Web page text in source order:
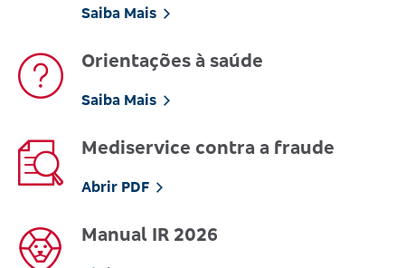
Saiba Mais
Orientações à saúde
Saiba Mais
Mediservice contra a fraude
Abrir PDF
Manual IR 2026